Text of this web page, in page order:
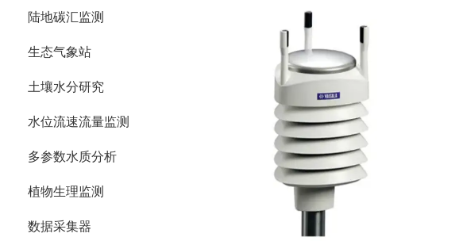
陆地碳汇监测
生态气象站
土壤水分研究
水位流速流量监测
多参数水质分析
植物生理监测
数据采集器